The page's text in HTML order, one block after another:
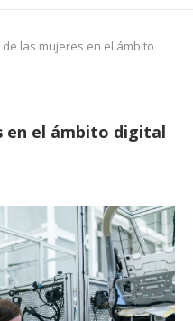
de las mujeres en el ámbito
en el ámbito digital